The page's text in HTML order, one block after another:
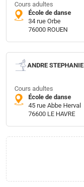
Cours adultes
École de danse
34 rue Orbe
76000 ROUEN
ANDRE STEPHANIE
Cours adultes
École de danse
45 rue Abbe Herval
76600 LE HAVRE